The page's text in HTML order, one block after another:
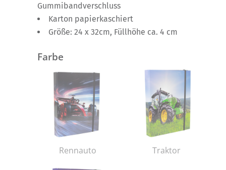
Gummibandverschluss
Karton papierkaschiert
Größe: 24 x 32cm, Füllhöhe ca. 4 cm
Farbe
Rennauto Traktor